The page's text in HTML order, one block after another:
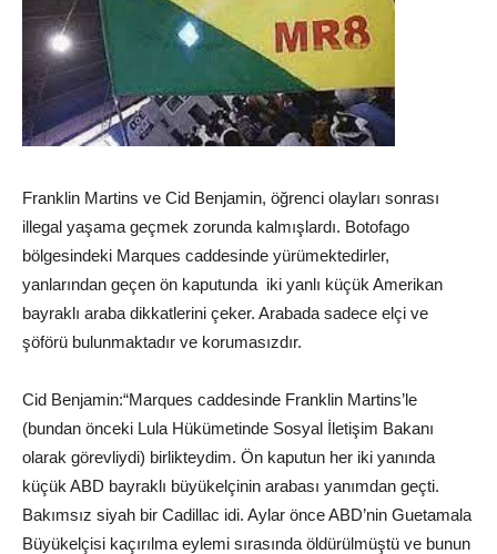
Franklin Martins ve Cid Benjamin, öğrenci olayları sonrası
illegal yaşama geçmek zorunda kalmışlardı. Botofago
bölgesindeki Marques caddesinde yürümektedirler,
yanlarından geçen ön kaputunda iki yanlı küçük Amerikan
bayraklı araba dikkatlerini çeker. Arabada sadece elçi ve
şöförü bulunmaktadır ve korumasızdır.
Cid Benjamin:“Marques caddesinde Franklin Martins’le
(bundan önceki Lula Hükümetinde Sosyal İletişim Bakanı
olarak görevliydi) birlikteydim. Ön kaputun her iki yanında
küçük ABD bayraklı büyükelçinin arabası yanımdan geçti.
Bakımsız siyah bir Cadillac idi. Aylar önce ABD’nin Guetamala
Büyükelçisi kaçırılma eylemi sırasında öldürülmüştü ve bunun